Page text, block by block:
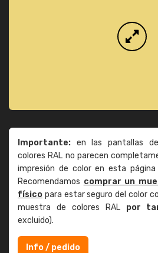
Importante: en las pantallas
colores RAL no parecen
impresión de color en esta
Recomendamos comprar un
físico para estar seguro del color
muestra de colores RAL por
excluido).
Info / pedido